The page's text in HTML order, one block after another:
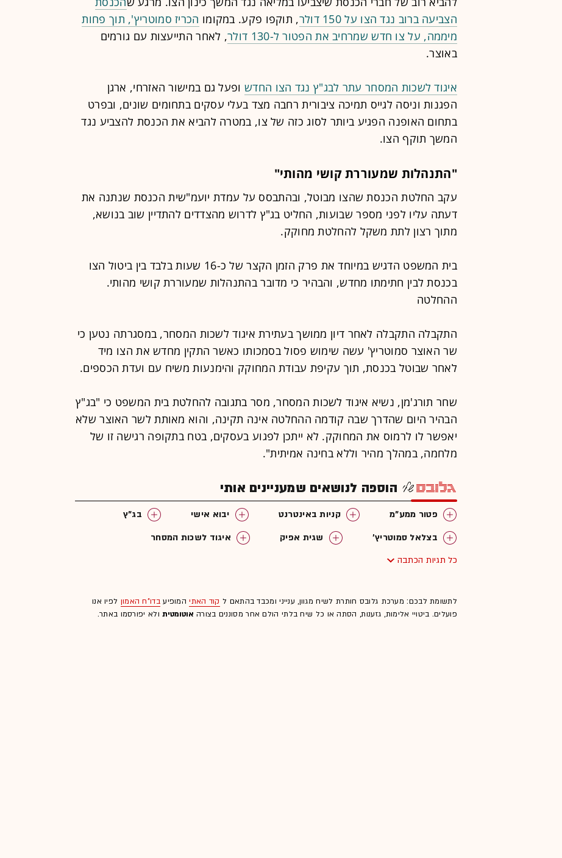
הצביעה ברוב נגד הצו על 150 דולר
, תוקפו פקע. במקומו הכריז סמוטריץ', תוך פחות
מיממה, על צו חדש שמרחיב את הפטור ל-130 דולר
, לאחר התייעצות עם גורמים
באוצר.
איגוד לשכות המסחר עתר לבג"ץ נגד הצו החדש ופעל גם במישור האזרחי, ארגן
הפגנות וניסה לגייס תמיכה ציבורית רחבה מצד בעלי עסקים בתחומים שונים, ובפרט
בתחום האופנה הפגיע ביותר לסוג כזה של צו, במטרה להביא את הכנסת להצביע נגד
המשך תוקף הצו.
"התנהלות שמעוררת קושי מהותי"
עקב החלטת הכנסת שהצו מבוטל, ובהתבסס על עמדת יועמ"שית הכנסת שנתנה את
דעתה עליו לפני מספר שבועות, החליט בג"ץ לדרוש מהצדדים להתדיין שוב בנושא,
מתוך רצון לתת משקל להחלטת מחוקק.
בית המשפט הדגיש במיוחד את פרק הזמן הקצר של כ-16 שעות בלבד בין ביטול הצו
בכנסת לבין חתימתו מחדש, והבהיר כי מדובר בהתנהלות שמעוררת קושי מהותי.
ההחלטה
התקבלה התקבלה לאחר דיון ממושך בעתירת איגוד לשכות המסחר, במסגרתה נטען כי
שר האוצר סמוטריץ' עשה שימוש פסול בסמכותו כאשר התקין מחדש את הצו מיד
לאחר שבוטל בכנסת, תוך עקיפת עבודת המחוקק והימנעות משיח עם ועדת הכספים.
שחר תורג'מן, נשיא איגוד לשכות המסחר, מסר בתגובה להחלטת בית המשפט כי "בג"ץ
הבהיר היום שהדרך שבה קודמה ההחלטה אינה תקינה, והוא מאותת לשר האוצר שלא
יאפשר לו לרמוס את המחוקק. לא ייתכן לפגוע בעסקים, בטח בתקופה רגישה זו של
מלחמה, במהלך מהיר וללא בחינה אמיתית".
הוספה לנושאים שמעניינים אותי
פטור ממע"מ קניות באינטרנט יבוא אישי
בג"ץ
בצלאל סמוטריץ'
שגית אפיק
איגוד לשכות המסחר
מע"מ
כל תגיות הכתבה
לתשומת לבכם: מערכת גלובס חותרת לשיח מגוון, ענייני ומכבד בהתאם ל קוד האתיהמופיעבדו"ח האמון לפיו אנו
פועלים. ביטויי אלימות, גזענות, הסתה או כל שיח בלתי הולם אחר מסוננים בצורה אוטומטיתולא יפורסמו באתר.